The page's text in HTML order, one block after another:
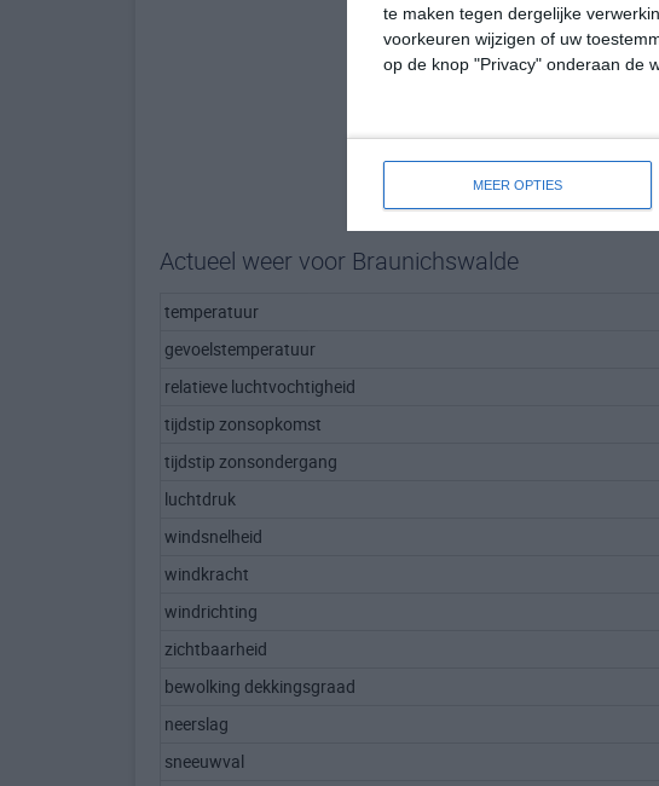
te maken tegen dergelijke
voorkeuren wijzigen of uw
op de knop "Privacy" onderaan de
MEER OPTIES
Actueel weer voor Braunichswalde
temperatuur
gevoelstemperatuur
relatieve luchtvochtigheid
tijdstip zonsopkomst
tijdstip zonsondergang
luchtdruk
windsnelheid
windkracht
windrichting
zichtbaarheid
bewolking dekkingsgraad
neerslag
sneeuwval